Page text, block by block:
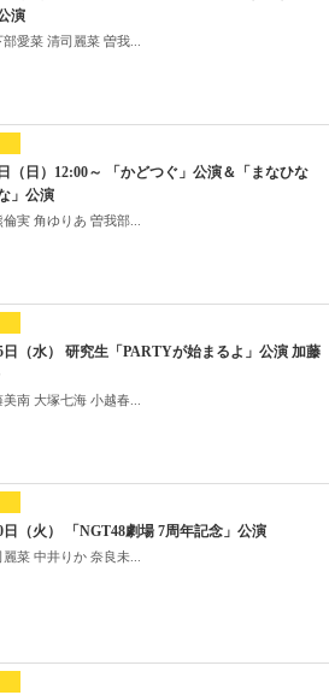
演
愛菜 清司麗菜 曽我...
（日）12:00～ 「かどつぐ」公演＆「まなひな
」公演
実 角ゆりあ 曽我部...
日（水） 研究生「PARTYが始まるよ」公演 加藤
南 大塚七海 小越春...
日（火） 「NGT48劇場 7周年記念」公演
菜 中井りか 奈良未...